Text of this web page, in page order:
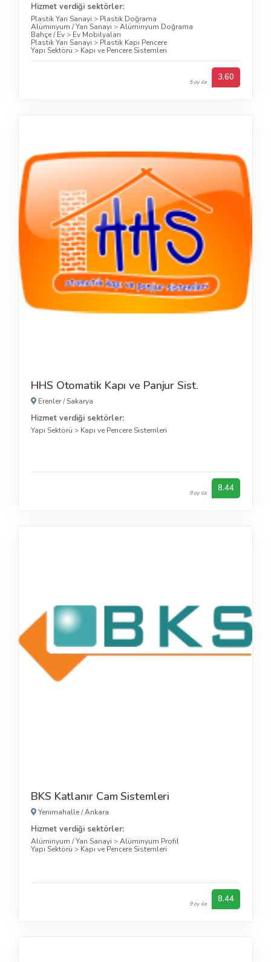
Hizmet verdiği sektörler:
Plastik Yan Sanayi > Plastik Doğrama
Alüminyum / Yan Sanayi >Alüminyum Doğrama
Bahçe / Ev> Ev Mobilyaları
Plastik Yan Sanayi > Plastik Kapı Pencere
Yapı Sektörü > Kapı ve Pencere Sistemleri
5 oy ile 3.60
HHS Otomatik Kapı ve Panjur Sist.
Erenler/Sakarya
Hizmet verdiği sektörler:
Yapı Sektörü > Kapı ve Pencere Sistemleri
9 oy ile 8.44
BKS Katlanır Cam Sistemleri
Yenimahalle/Ankara
Hizmet verdiği sektörler:
Alüminyum / Yan Sanayi >Alüminyum Profil
Yapı Sektörü > Kapı ve Pencere Sistemleri
9 oy ile 8.44